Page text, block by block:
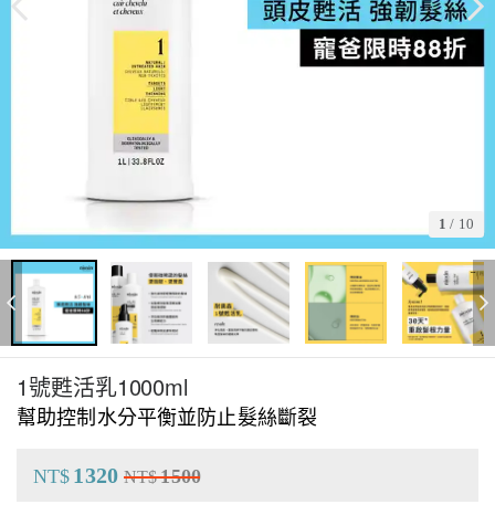
1 / 10
1號甦活乳1000ml
幫助控制水分平衡並防止髮絲斷裂
NT$ 1320 NT$1500